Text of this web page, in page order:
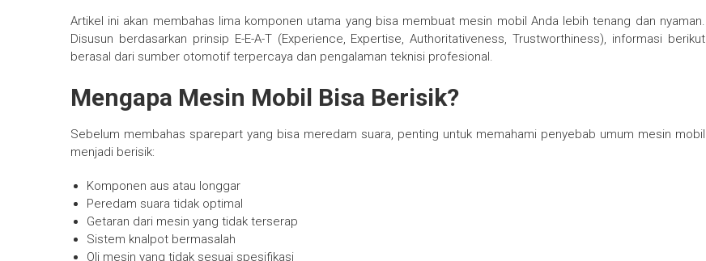
Artikel ini akan membahas lima komponen utama yang bisa membuat mesin mobil Anda lebih tenang dan nyaman.
Disusun berdasarkan prinsip E-E-A-T (Experience, Expertise, Authoritativeness, Trustworthiness), informasi berikut
berasal dari sumber otomotif terpercaya dan pengalaman teknisi profesional.
Mengapa Mesin Mobil Bisa Berisik?
Sebelum membahas sparepart yang bisa meredam suara, penting untuk memahami penyebab umum mesin mobil
menjadi berisik:
Komponen aus atau longgar
Peredam suara tidak optimal
Getaran dari mesin yang tidak terserap
Sistem knalpot bermasalah
Oli mesin yang tidak sesuai spesifikasi